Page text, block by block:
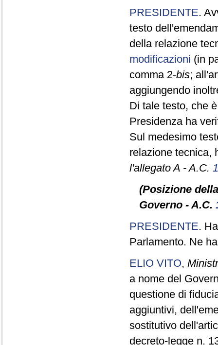
PRESIDENTE.
testo
della relazione
modificazioni (in
comma 2-bis;
aggiungendo
Di tale testo, che
Presidenza ha
Sul medesimo
relazione tecnica,
l'allegato A - A.C.
(Posizione
Governo - A.C.
PRESIDENTE.
Parlamento. Ne
ELIO VITO,
a nome del
questione di
aggiuntivi,
sostitutivo
decreto-legge n.